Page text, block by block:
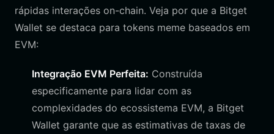
rápidas interações on-chain. Veja por que a Bitget
Wallet se destaca para tokens meme baseados em
EVM:
Integração EVM Perfeita: Construída
especificamente para lidar com as
complexidades do ecossistema EVM, a Bitget
Wallet garante que as estimativas de taxas de